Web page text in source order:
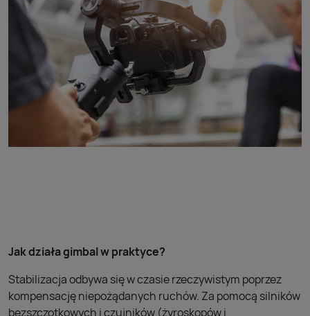
Jak działa gimbal w praktyce?
Stabilizacja odbywa się w czasie rzeczywistym poprzez
kompensację niepożądanych ruchów. Za pomocą silników
bezszczotkowych i czujników (żyroskopów i